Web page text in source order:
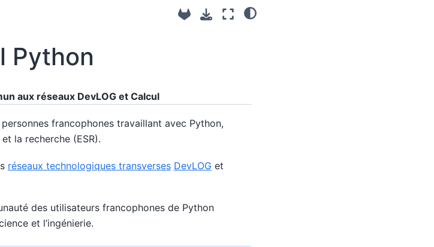
Python
aux réseaux DevLOG et Calcul
francophones travaillant avec Python,
la recherche (ESR).
réseaux technologiques transverses DevLOG et
des utilisateurs francophones de Python
et l’ingénierie.